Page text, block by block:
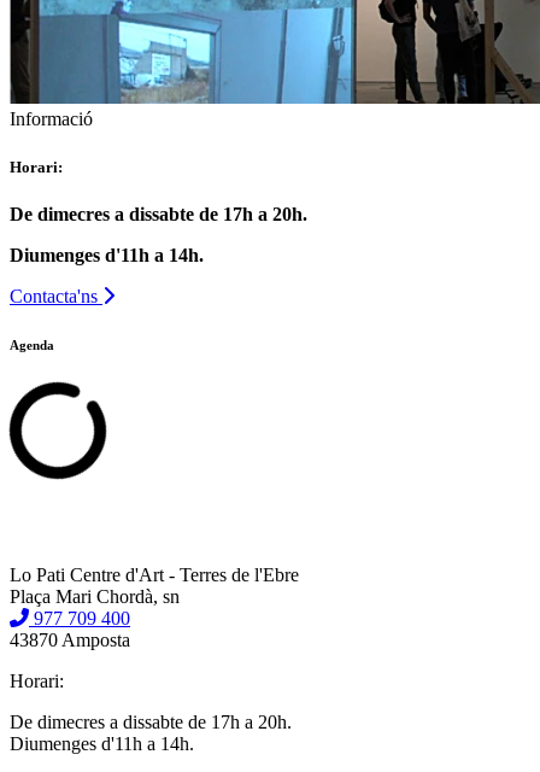
Informació
Horari:
De dimecres a dissabte de 17h a 20h.
Diumenges d'11h a 14h.
Contacta'ns
Agenda
Lo Pati Centre d'Art - Terres de l'Ebre
Plaça Mari Chordà, sn
977 709 400
43870 Amposta
Horari:
De dimecres a dissabte de 17h a 20h.
Diumenges d'11h a 14h.